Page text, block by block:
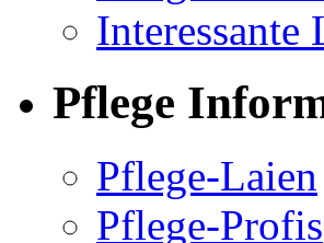
Interessante
Pflege
Pflege-Laien
Pflege-Profis